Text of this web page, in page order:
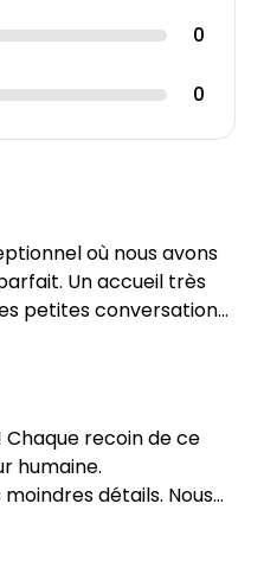
0
0
où nous avons
Un accueil très
petites conversations
reviendrons avec
recoin de ce
humaine.
détails. Nous
passé avec la famille